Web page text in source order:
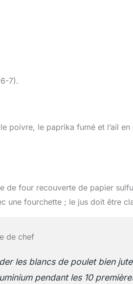
7).
poivre, le paprika fumé et l’ail
de four recouverte de papier
une fourchette ; le jus doit être
de chef
les blancs de poulet bien
pendant les 10